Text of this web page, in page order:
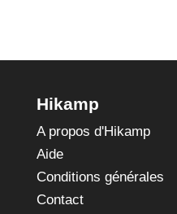
Hikamp
A propos d'Hikamp
Aide
Conditions générales
Contact